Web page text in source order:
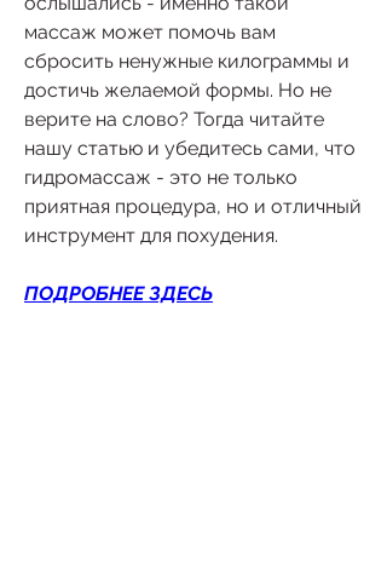
массаж может помочь вам
сбросить ненужные килограммы и
достичь желаемой формы. Но не
верите на слово? Тогда читайте
нашу статью и убедитесь сами, что
гидромассаж - это не только
приятная процедура, но и отличный
инструмент для похудения.
ПОДРОБНЕЕ ЗДЕСЬ